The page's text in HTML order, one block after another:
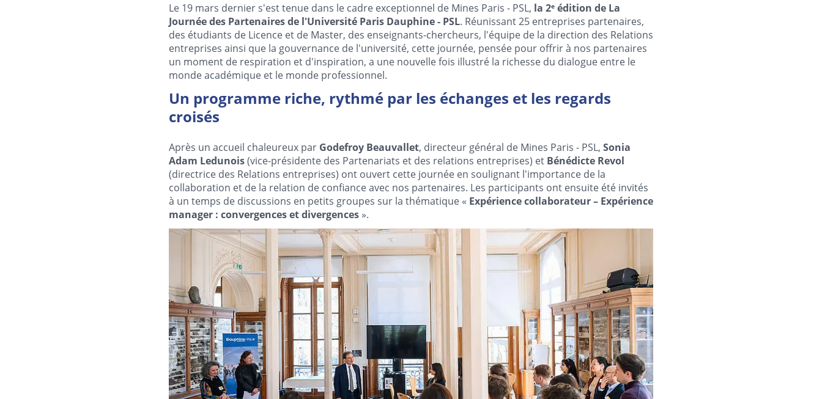
Le 19 mars dernier s'est tenue dans le cadre exceptionnel de Mines Paris - PSL, la 2ᵉ édition de La
Journée des Partenaires de l'Université Paris Dauphine - PSL. Réunissant 25 entreprises partenaires,
des étudiants de Licence et de Master, des enseignants-chercheurs, l'équipe de la direction des Relations
entreprises ainsi que la gouvernance de l'université, cette journée, pensée pour offrir à nos partenaires
un moment de respiration et d'inspiration, a une nouvelle fois illustré la richesse du dialogue entre le
monde académique et le monde professionnel.
Un programme riche, rythmé par les échanges et les regards
croisés
Après un accueil chaleureux par Godefroy Beauvallet, directeur général de Mines Paris - PSL, Sonia
Adam Ledunois(vice-présidente des Partenariats et des relations entreprises) et Bénédicte Revol
(directrice des Relations entreprises) ont ouvert cette journée en soulignant l'importance de la
collaboration et de la relation de confiance avec nos partenaires. Les participants ont ensuite été invités
à un temps de discussions en petits groupes sur la thématique « Expérience collaborateur – Expérience
manager : convergences et divergences ».